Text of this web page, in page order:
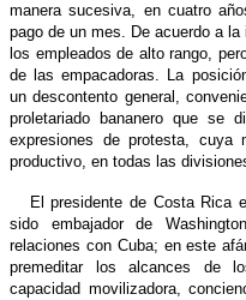
manera sucesiva, en cuatro
pago de un mes. De acuerdo a
los empleados de alto rango,
de las empacadoras. La
un descontento general,
proletariado bananero que se
expresiones de protesta, cuya
productivo, en todas las
El presidente de Costa Rica
sido embajador de
relaciones con Cuba; en este
premeditar los alcances de
capacidad movilizadora,